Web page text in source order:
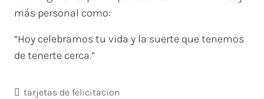
más personal como:
“Hoy celebramos tu vida y la suerte que tenemos
de tenerte cerca.”
tarjetas de felicitacion